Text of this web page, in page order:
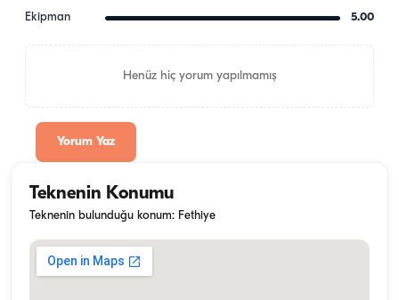
Ekipman 5.00
Henüz hiç yorum yapılmamış
Yorum Yaz
Teknenin Konumu
Teknenin bulunduğu konum: Fethiye